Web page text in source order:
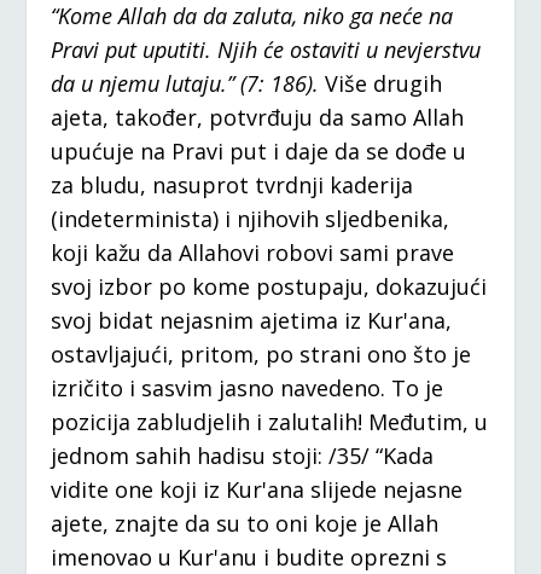
“Kome Allah da da zaluta, niko ga neće na
Pravi put uputiti. Njih će ostaviti u nevjerstvu
da u njemu lutaju.” (7: 186). Više drugih
ajeta, također, potvrđuju da samo Allah
upućuje na Pravi put i daje da se dođe u
za bludu, nasuprot tvrdnji kaderija
(indeterminista) i njihovih sljedbenika,
koji kažu da Allahovi robovi sami prave
svoj izbor po kome postupaju, dokazujući
svoj bidat nejasnim ajetima iz Kur'ana,
ostavljajući, pritom, po strani ono što je
izričito i sasvim jasno navedeno. To je
pozicija zabludjelih i zalutalih! Međutim, u
jednom sahih hadisu stoji: /35/ “Kada
vidite one koji iz Kur'ana slijede nejasne
ajete, znajte da su to oni koje je Allah
imenovao u Kur'anu i budite oprezni s